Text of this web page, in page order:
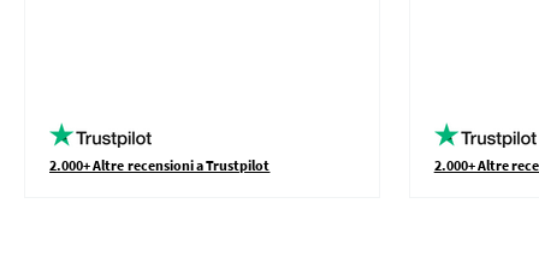
2.000+ Altre recensioni a Trustpilot 2.000+ Altre